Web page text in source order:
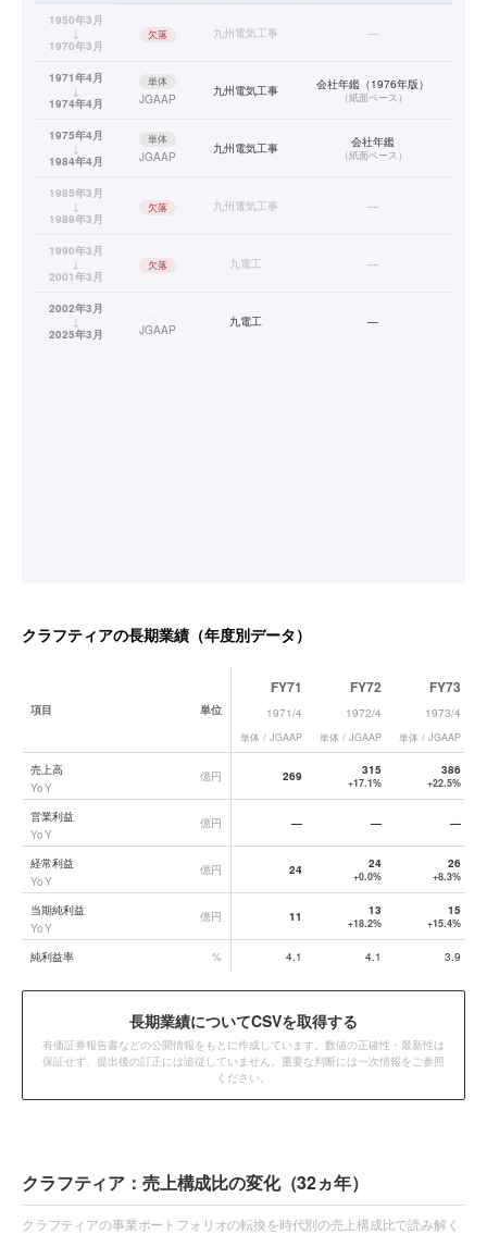
1950年3月
↓
1970年3月
欠落 九州電気工事 —
1971年4月
↓
1974年4月
単体
JGAAP
九州電気工事 会社年鑑（1976年版）
（紙面ベース）
1975年4月
↓
1984年4月
単体
JGAAP
九州電気工事 会社年鑑
（紙面ベース）
1985年3月
↓
1989年3月
欠落 九州電気工事 —
1990年3月
↓
2001年3月
欠落 九電工 —
2002年3月
↓
2025年3月
JGAAP
九電工 —
クラフティアの長期業績（年度別データ）
クラフティア
項目 単位
FY71
1971/4
単体 / JGAAP
FY72
1972/4
単体 / JGAAP
FY73
1973/4
単体 / JGAAP
売上高
YoY
億円 269 315
+17.1%
386
+22.5%
営業利益
YoY
億円 — — —
経常利益
YoY
億円 24 24
+0.0%
26
+8.3%
当期純利益
YoY
億円 11 13
+18.2%
15
+15.4%
純利益率 % 4.1 4.1 3.9
長期業績についてCSVを取得する
有価証券報告書などの公開情報をもとに作成しています。数値の正確性・最新性は
保証せず、提出後の訂正には追従していません。重要な判断には一次情報をご参照
ください。
クラフティア：売上構成比の変化（32ヵ年）
クラフティアの事業ポートフォリオの転換を時代別の売上構成比で読み解く